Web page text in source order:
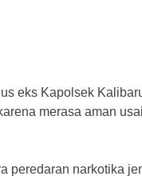
eks Kapolsek
merasa aman
peredaran narkotika